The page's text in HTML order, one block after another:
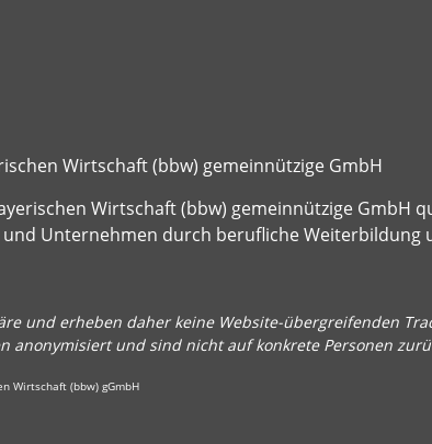
Wirtschaft (bbw) gemeinnützige GmbH
Wirtschaft (bbw) gemeinnützige GmbH
und Unternehmen durch berufliche Weiterbildung
und erheben daher keine Website-übergreifenden
anonymisiert und sind nicht auf konkrete Personen
Wirtschaft (bbw) gGmbH